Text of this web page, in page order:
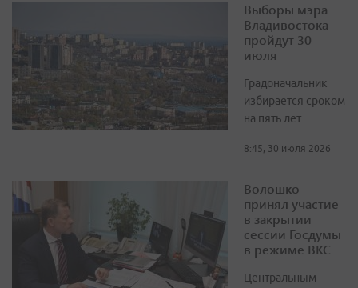
Выборы мэра
Владивостока
пройдут 30
июля
Градоначальник
избирается сроком
на пять лет
8:45, 30 июля 2026
Волошко
принял участие
в закрытии
сессии Госдумы
в режиме ВКС
Центральным